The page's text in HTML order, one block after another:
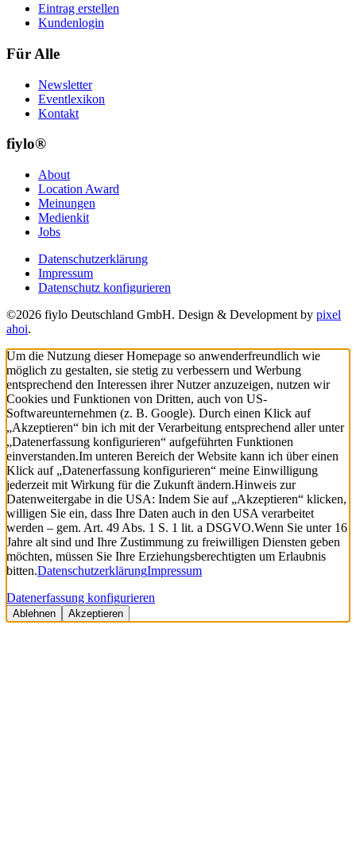
Eintrag erstellen
Kundenlogin
Für Alle
Newsletter
Eventlexikon
Kontakt
fiylo®
About
Location Award
Meinungen
Medienkit
Jobs
Datenschutzerklärung
Impressum
Datenschutz konfigurieren
©2026 fiylo Deutschland GmbH. Design & Development by pixel
ahoi.
Um die Nutzung dieser Homepage so anwenderfreundlich wie
möglich zu gestalten, sie stetig zu verbessern und Werbung
entsprechend den Interessen ihrer Nutzer anzuzeigen, nutzen wir
Cookies und Funktionen von Dritten, auch von US-
Softwareunternehmen (z. B. Google). Durch einen Klick auf
„Akzeptieren“ bin ich mit der Verarbeitung entsprechend aller unter
„Datenerfassung konfigurieren“ aufgeführten Funktionen
einverstanden.Im unteren Bereich der Website kann ich über einen
Klick auf „Datenerfassung konfigurieren“ meine Einwilligung
jederzeit mit Wirkung für die Zukunft ändern.Hinweis zur
Datenweitergabe in die USA: Indem Sie auf „Akzeptieren“ klicken,
willigen Sie ein, dass Ihre Daten auch in den USA verarbeitet
werden – gem. Art. 49 Abs. 1 S. 1 lit. a DSGVO.Wenn Sie unter 16
Jahre alt sind und Ihre Zustimmung zu freiwilligen Diensten geben
möchten, müssen Sie Ihre Erziehungsberechtigten um Erlaubnis
bitten.DatenschutzerklärungImpressum
Datenerfassung konfigurieren
Ablehnen Akzeptieren